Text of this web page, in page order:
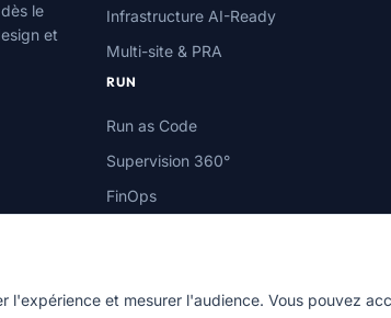
l'expérience et mesurer l'audience. Vous pouvez
le
et
Infrastructure AI-Ready
Multi-site & PRA
RUN
Run as Code
Supervision 360°
FinOps